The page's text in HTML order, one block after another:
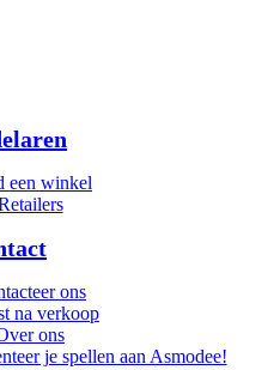
een winkel
ons
na verkoop
ons
je spellen aan Asmodee!